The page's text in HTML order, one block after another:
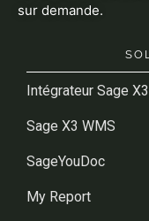
sur demande.
Intégrateur Sage X3
Sage X3 WMS
SageYouDoc
My Report